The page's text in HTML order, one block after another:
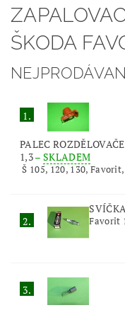
ŠKODA
1.
PALEC
1,3–SKLADEM
Š 105, 120, 130,
2. Favorit
3.